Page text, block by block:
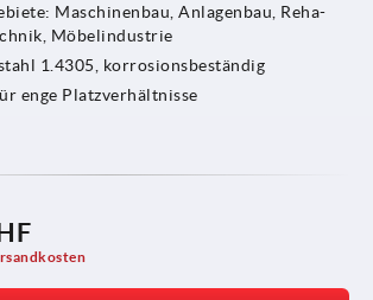
Maschinenbau, Anlagenbau, Reha-
Möbelindustrie
1.4305, korrosionsbeständig
enge Platzverhältnisse